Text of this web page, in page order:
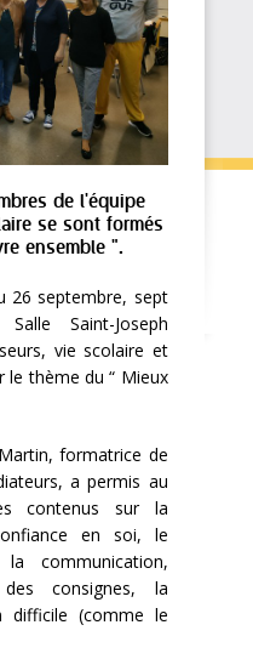
de l'équipe
se sont formés
ensemble ".
26 septembre, sept
Saint-Joseph
vie scolaire et
thème du “ Mieux
formatrice de
a permis au
contenus sur la
en soi, le
communication,
consignes, la
difficile (comme le